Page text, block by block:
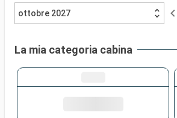
ottobre 2027
La mia categoria cabina